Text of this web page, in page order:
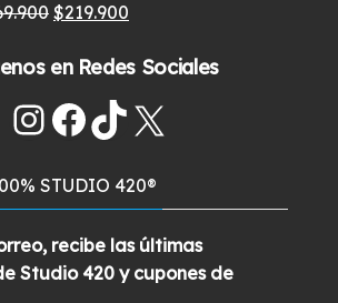
era:
El
original
$269.900.
$219.900
actual
$219.900.
en Redes Sociales
Instagram
Facebook
TikTok
X
STUDIO 420®
recibe las últimas
Studio 420 y cupones de